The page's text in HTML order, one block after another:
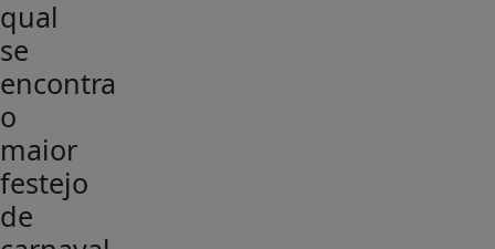
qual
se
encontra
o
maior
festejo
de